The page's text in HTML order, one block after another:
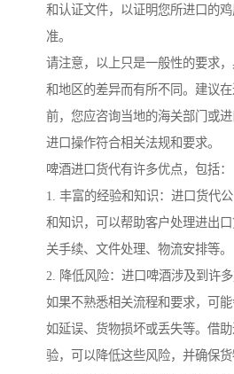
和认证文件，以证明您所进口的
准。
请注意，以上只是一般性的要求
和地区的差异而有所不同。建议
前，您应咨询当地的海关部门或
进口操作符合相关法规和要求。
啤酒进口货代有许多优点，包括：
1. 丰富的经验和知识：进口货代
和知识，可以帮助客户处理进出
关手续、文件处理、物流安排等。
2. 降低风险：进口啤酒涉及到许多
如果不熟悉相关流程和要求，可
如延误、货物损坏或丢失等。借
验，可以降低这些风险，并确保货